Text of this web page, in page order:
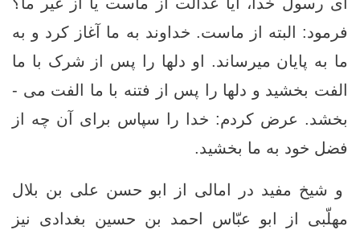
فرمود: البته از ماست. خداوند به ما آغاز کرد و به
ما به پایان می­رساند. او دلها را پس از شرک با ما
الفت بخشید و دلها را پس از فتنه با ما الفت می ­
بخشد. عرض کردم: خدا را سپاس برای آن چه از
فضل خود به ما بخشید.
و شیخ مفید در امالی از ابو حسن علی بن بلال
مهلّبی از ابو عبّاس احمد بن حسین بغدادی نیز